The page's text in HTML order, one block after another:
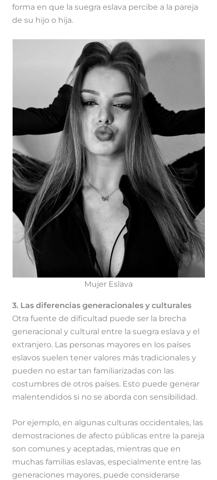
forma en que la suegra eslava percibe a la pareja
de su hijo o hija.
Mujer Eslava
3. Las diferencias generacionales y culturales
Otra fuente de dificultad puede ser la brecha
generacional y cultural entre la suegra eslava y el
extranjero. Las personas mayores en los países
eslavos suelen tener valores más tradicionales y
pueden no estar tan familiarizadas con las
costumbres de otros países. Esto puede generar
malentendidos si no se aborda con sensibilidad.
Por ejemplo, en algunas culturas occidentales, las
demostraciones de afecto públicas entre la pareja
son comunes y aceptadas, mientras que en
muchas familias eslavas, especialmente entre las
generaciones mayores, puede considerarse